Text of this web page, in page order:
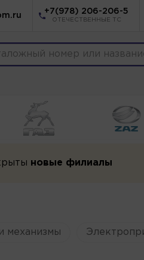
+7(978) 206-206-5
ОТЕЧЕСТВЕННЫЕ ТС
новые филиалы
механизмы